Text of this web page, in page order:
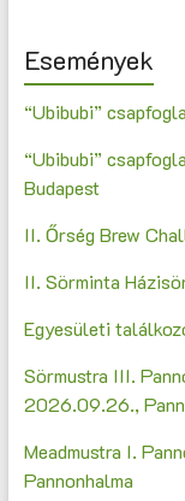
Események
“Ubibubi”
“Ubibubi”
Budapest
II. Őrség Brew
II. Sörminta
Egyesületi
Sörmustra III.
2026.09.26.,
Meadmustra I.
Pannonhalma